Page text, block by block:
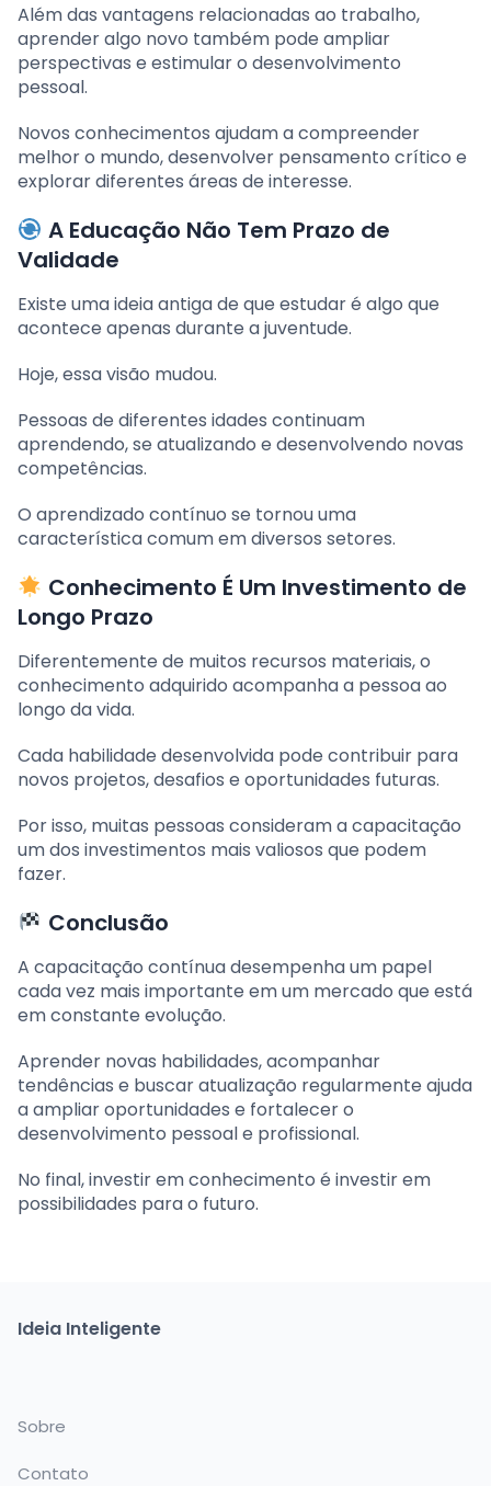
Além das vantagens relacionadas ao trabalho,
aprender algo novo também pode ampliar
perspectivas e estimular o desenvolvimento
pessoal.
Novos conhecimentos ajudam a compreender
melhor o mundo, desenvolver pensamento crítico e
explorar diferentes áreas de interesse.
A Educação Não Tem Prazo de
Validade
Existe uma ideia antiga de que estudar é algo que
acontece apenas durante a juventude.
Hoje, essa visão mudou.
Pessoas de diferentes idades continuam
aprendendo, se atualizando e desenvolvendo novas
competências.
O aprendizado contínuo se tornou uma
característica comum em diversos setores.
Conhecimento É Um Investimento de
Longo Prazo
Diferentemente de muitos recursos materiais, o
conhecimento adquirido acompanha a pessoa ao
longo da vida.
Cada habilidade desenvolvida pode contribuir para
novos projetos, desafios e oportunidades futuras.
Por isso, muitas pessoas consideram a capacitação
um dos investimentos mais valiosos que podem
fazer.
Conclusão
A capacitação contínua desempenha um papel
cada vez mais importante em um mercado que está
em constante evolução.
Aprender novas habilidades, acompanhar
tendências e buscar atualização regularmente ajuda
a ampliar oportunidades e fortalecer o
desenvolvimento pessoal e profissional.
No final, investir em conhecimento é investir em
possibilidades para o futuro.
Ideia Inteligente
Sobre
Contato